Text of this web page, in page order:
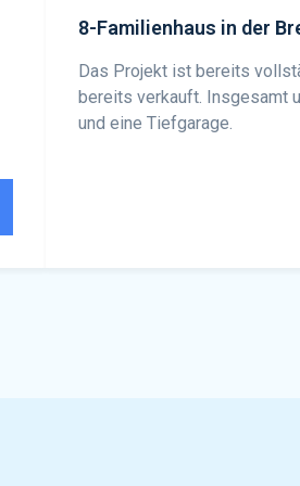
8-Familienhaus in der
Das Projekt ist bereits
bereits verkauft. Insgesamt
und eine Tiefgarage.